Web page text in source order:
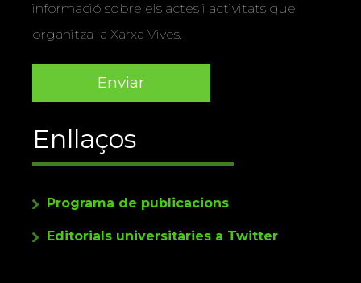
informació sobre els actes i activitats que
organitza la Xarxa Vives.
Enllaços
Programa de publicacions
Editorials universitàries a Twitter